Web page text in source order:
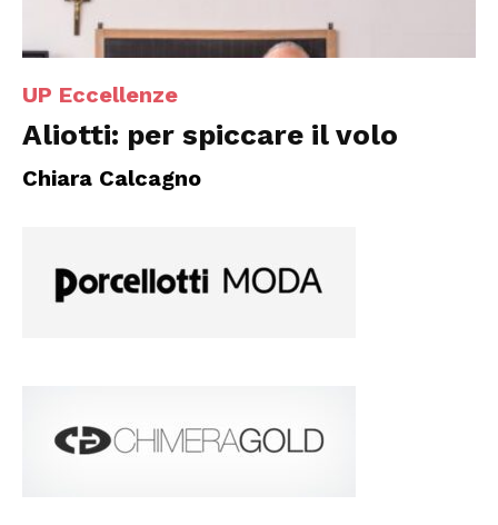
UP Eccellenze
Aliotti: per spiccare il volo
Chiara Calcagno